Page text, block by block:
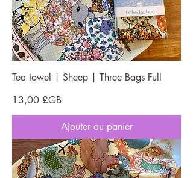
Tea towel | Sheep | Three Bags Full
Prix
13,00 £GB
Ajouter au panier